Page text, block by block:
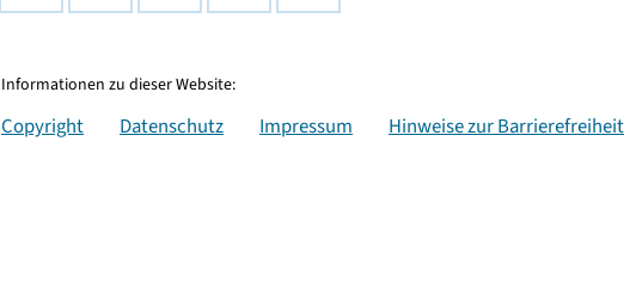
Informationen zu dieser Website:
Copyright Datenschutz Impressum Hinweise zur Barrierefreiheit